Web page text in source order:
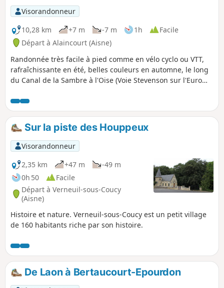
Visorandonneur
10,28 km
+7 m -7 m 1h
Facile
Départ à Alaincourt (Aisne)
Randonnée très facile à pied comme en vélo cyclo ou VTT,
rafraîchissante en été, belles couleurs en automne, le long
du Canal de la Sambre à l'Oise (Voie Stevenson sur l'Euro
Déco présent dans les villages. Possibilité de visite d'un
musée, la Maison de Marie-Jeanne, à découvrir absolument,
véritable cerise sur le gâteau de ce parcours.
Sur la piste des Houppeux
Visorandonneur
2,35 km
+47 m
-49 m
0h 50
Facile
Départ à Verneuil-sous-Coucy
(Aisne)
Histoire et nature. Verneuil-sous-Coucy est un petit village
de 160 habitants riche par son histoire.
De Laon à Bertaucourt-Epourdon